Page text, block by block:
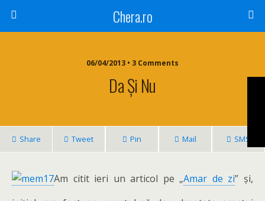
Chera.ro
06/04/2013 • 3 Comments
Da Și Nu
Share Tweet Pin Mail SMS
Am citit ieri un articol pe „Amar de zi” și,